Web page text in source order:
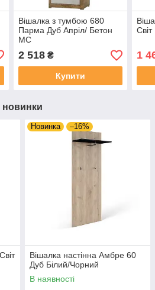
Вішалка з тумбою 680
Парма Дуб Апріл/ Бетон
МС
2 518₴
Купити
1
новинки
Новинка –16%
Вішалка настінна Амбре 60
Дуб Білий/Чорний
В наявності